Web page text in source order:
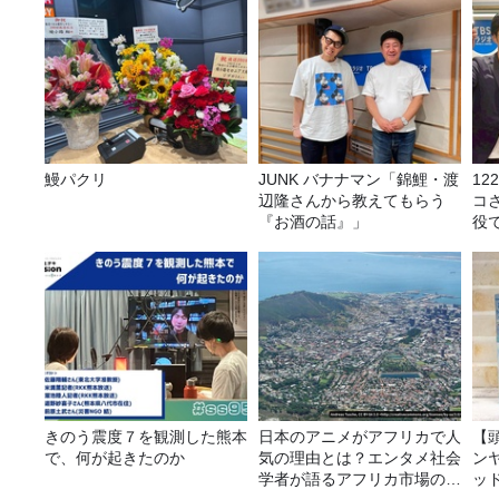
鰻パクリ
JUNK バナナマン「錦鯉・渡
辺隆さんから教えてもらう
『お酒の話』」
コ
役
きのう震度７を観測した熊本
で、何が起きたのか
日本のアニメがアフリカで人
気の理由とは？エンタメ社会
学者が語るアフリカ市場のリ
ン
ッ